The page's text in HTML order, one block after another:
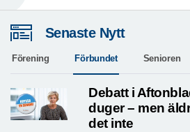
Senaste Nytt
Förening Förbundet Senioren
Debatt i
duger – men
det inte